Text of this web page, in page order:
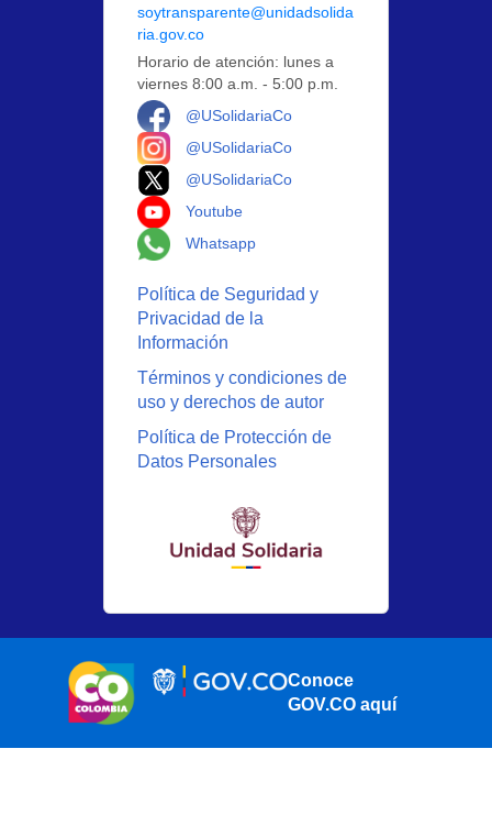
soytransparente@unidadsolida
ria.gov.co
Horario de atención: lunes a
viernes 8:00 a.m. - 5:00 p.m.
@USolidariaCo
@USolidariaCo
@USolidariaCo
Youtube
Whatsapp
Política de Seguridad y
Privacidad de la
Información
Términos y condiciones de
uso y derechos de autor
Política de Protección de
Datos Personales
Conoce
GOV.CO aquí